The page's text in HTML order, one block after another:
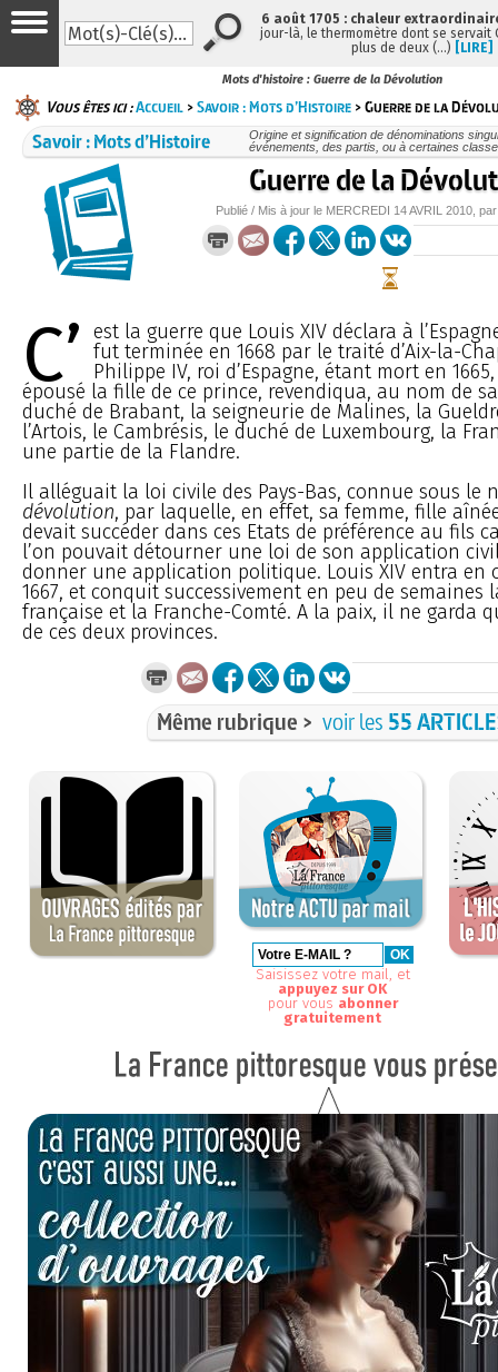
Mots d'histoire : Guerre de la Dévolution
Vous êtes ici :Accueil >Savoir : Mots d’Histoire > Guerre de la
Savoir : Mots d’Histoire
Origine et signification de dénominations
événements, des partis, ou à certaines
Guerre de la
Publié / Mis à jour le MERCREDI 14 AVRIL 2010 ,
C’ est la guerre que Louis XIV déclara à
fut terminée en 1668 par le traité d’Aix-la-
Philippe IV, roi d’Espagne, étant mort en
épousé la fille de ce prince, revendiqua, au nom de
duché de Brabant, la seigneurie de Malines, la
l’Artois, le Cambrésis, le duché de Luxembourg, la
une partie de la Flandre.
Il alléguait la loi civile des Pays-Bas, connue sous le
dévolution, par laquelle, en effet, sa femme, fille
devait succéder dans ces Etats de préférence au fils
l’on pouvait détourner une loi de son application
donner une application politique. Louis XIV entra en
1667, et conquit successivement en peu de semaines
française et la Franche-Comté. A la paix, il ne garda
de ces deux provinces.
Même rubrique > voir les 55
Saisissez votre mail, et
appuyez sur OK
pour vous abonner
gratuitement
6 août 1705 : chaleur
jour-là, le thermomètre dont se servait
plus de deux (…) [LIRE]